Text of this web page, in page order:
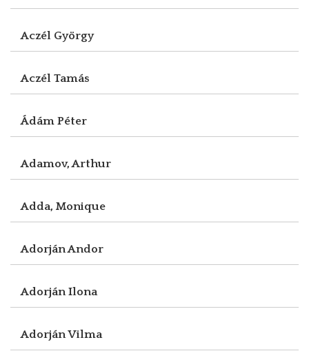
Aczél György
Aczél Tamás
Ádám Péter
Adamov, Arthur
Adda, Monique
Adorján Andor
Adorján Ilona
Adorján Vilma